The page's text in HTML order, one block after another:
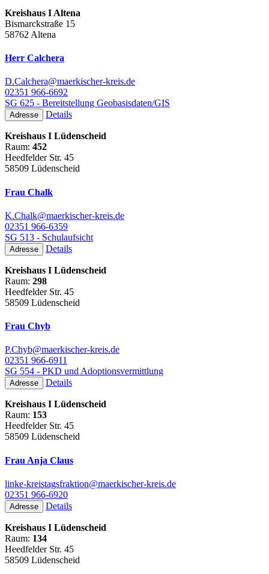
Kreishaus I Altena
Bismarckstraße 15
58762 Altena
Herr Calchera
D.Calchera@maerkischer-kreis.de
02351 966-6692
SG 625 - Bereitstellung Geobasisdaten/GIS
Adresse Details
Kreishaus I Lüdenscheid
Raum: 452
Heedfelder Str. 45
58509 Lüdenscheid
Frau Chalk
K.Chalk@maerkischer-kreis.de
02351 966-6359
SG 513 - Schulaufsicht
Adresse Details
Kreishaus I Lüdenscheid
Raum: 298
Heedfelder Str. 45
58509 Lüdenscheid
Frau Chyb
P.Chyb@maerkischer-kreis.de
02351 966-6911
SG 554 - PKD und Adoptionsvermittlung
Adresse Details
Kreishaus I Lüdenscheid
Raum: 153
Heedfelder Str. 45
58509 Lüdenscheid
Frau Anja Claus
linke-kreistagsfraktion@​maerkischer-kreis.de
02351 966-6920
Adresse Details
Kreishaus I Lüdenscheid
Raum: 134
Heedfelder Str. 45
58509 Lüdenscheid